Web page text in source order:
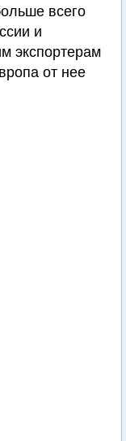
всего
и
экспортерам
от нее